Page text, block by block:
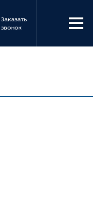
Заказать
звонок